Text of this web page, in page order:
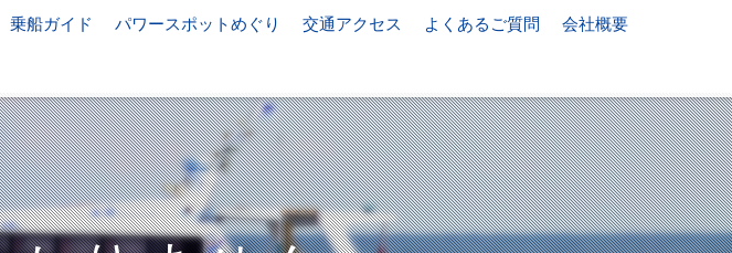
乗船ガイド パワースポットめぐり 交通アクセス よくあるご質問 会社概要